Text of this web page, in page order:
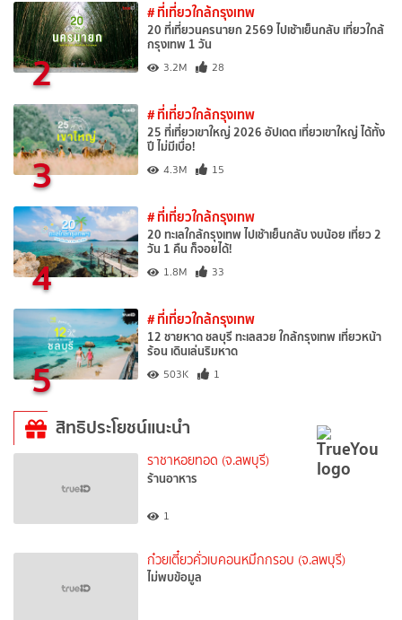
2
# ที่เที่ยวใกล้กรุงเทพ
20 ที่เที่ยวนครนายก 2569 ไปเช้าเย็นกลับ เที่ยวใกล้
กรุงเทพ 1 วัน
3.2M 28
3
# ที่เที่ยวใกล้กรุงเทพ
25 ที่เที่ยวเขาใหญ่ 2026 อัปเดต เที่ยวเขาใหญ่ ได้ทั้ง
ปี ไม่มีเบื่อ!
4.3M 15
4
# ที่เที่ยวใกล้กรุงเทพ
20 ทะเลใกล้กรุงเทพ ไปเช้าเย็นกลับ งบน้อย เที่ยว 2
วัน 1 คืน ก็จอยได้!
1.8M 33
5
# ที่เที่ยวใกล้กรุงเทพ
12 ชายหาด ชลบุรี ทะเลสวย ใกล้กรุงเทพ เที่ยวหน้า
ร้อน เดินเล่นริมหาด
503K 1
สิทธิประโยชน์แนะนำ
ราชาหอยทอด (จ.ลพบุรี)
ร้านอาหาร
1
ก๋วยเตี๋ยวคั่วเบคอนหมึกกรอบ (จ.ลพบุรี)
ไม่พบข้อมูล